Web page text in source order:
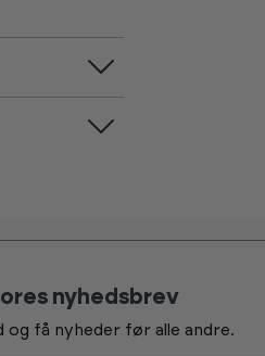
nyhedsbrev
og få nyheder før alle andre.